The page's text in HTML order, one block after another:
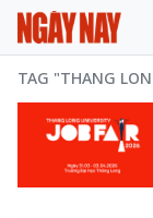
TAG "THANG